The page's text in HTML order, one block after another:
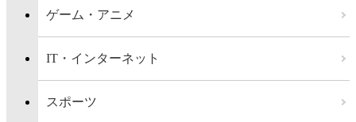
ゲーム・アニメ
IT・インターネット
スポーツ